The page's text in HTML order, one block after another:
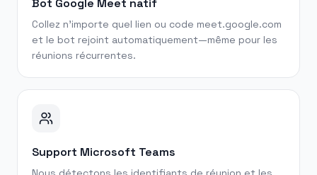
Bot Google Meet natif
Collez n'importe quel lien ou code meet.google.com
et le bot rejoint automatiquement—même pour les
réunions récurrentes.
Support Microsoft Teams